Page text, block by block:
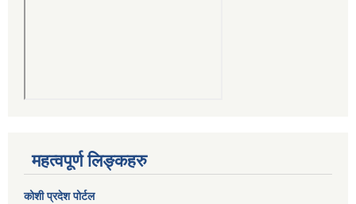
महत्वपूर्ण लिङ्कहरु
कोशी प्रदेश पोर्टल